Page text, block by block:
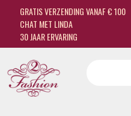
GRATIS VERZENDING VANAF € 100
CHAT MET LINDA
30 JAAR ERVARING